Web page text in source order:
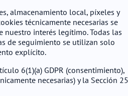
almacenamiento local, píxeles y
técnicamente necesarias se
nuestro interés legítimo. Todas las
de seguimiento se utilizan solo
explícito.
6(1)(a) GDPR (consentimiento),
necesarias) y la Sección 25